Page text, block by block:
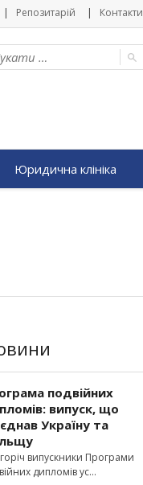
Репозитарій Контакти
Юридична клініка
подвійних
випуск, що
Україну та
випускники Програми
дипломів ус